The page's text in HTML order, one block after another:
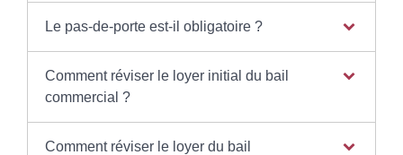
Le pas-de-porte est-il obligatoire ?
Comment réviser le loyer initial du bail
commercial ?
Comment réviser le loyer du bail